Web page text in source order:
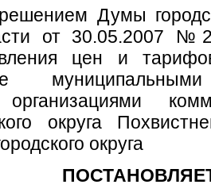
Думы
от 30.05.2007
цен и
округа
округа